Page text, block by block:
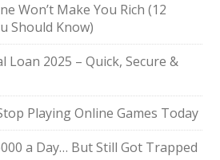
Won’t Make You Rich (12
Should Know)
Loan 2025 – Quick, Secure &
Playing Online Games Today
a Day… But Still Got Trapped